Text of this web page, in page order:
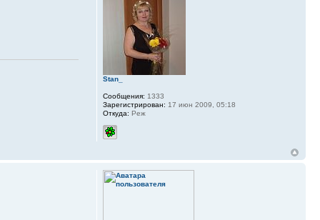
Stan_
Сообщения: 1333
Зарегистрирован: 17 июн 2009, 05:18
Откуда: Реж